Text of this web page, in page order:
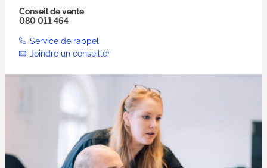
Conseil de vente
080 011 464
Service de rappel
Joindre un conseiller